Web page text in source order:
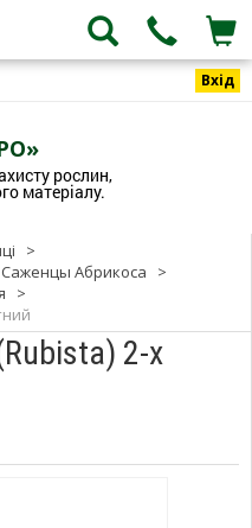
Вхід
рослин,
матеріалу.
>
Саженцы Абрикоса
>
>
2-х